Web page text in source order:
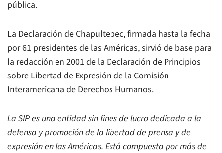
pública.
La Declaración de Chapultepec, firmada hasta la fecha
por 61 presidentes de las Américas, sirvió de base para
la redacción en 2001 de la Declaración de Principios
sobre Libertad de Expresión de la Comisión
Interamericana de Derechos Humanos.
La SIP es una entidad sin fines de lucro dedicada a la
defensa y promoción de la libertad de prensa y de
expresión en las Américas. Está compuesta por más de